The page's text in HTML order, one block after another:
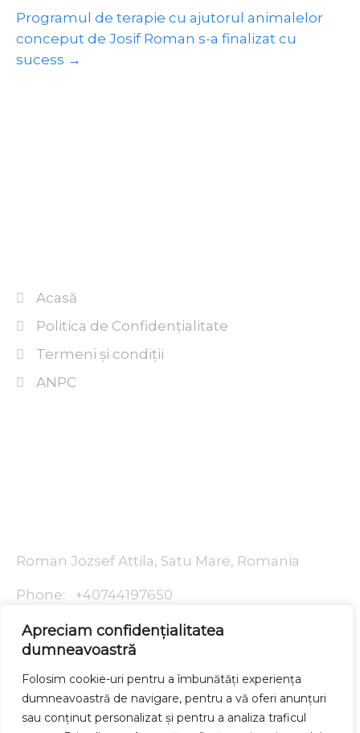
Apreciam confidențialitatea
dumneavoastră
Folosim cookie-uri pentru a îmbunătăți experiența
dumneavoastră de navigare, pentru a vă oferi anunțuri
sau conținut personalizat și pentru a analiza traficul
Programul de terapie cu ajutorul animalelor
conceput de Josif Roman s-a finalizat cu
sucess →
Acasă
Politica de Confidențialitate
Termeni şi condiţii
ANPC
Roman Jozsef Attila, Satu Mare, Romania
Phone: +40744197650
Web: https://dogonline.ro